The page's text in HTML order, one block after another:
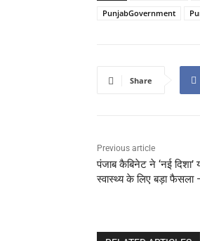
PunjabGovernment
Share
Previous article
पंजाब कैबिनेट ने ‘नई दिशा’
स्वास्थ्य के लिए बड़ा फैसला